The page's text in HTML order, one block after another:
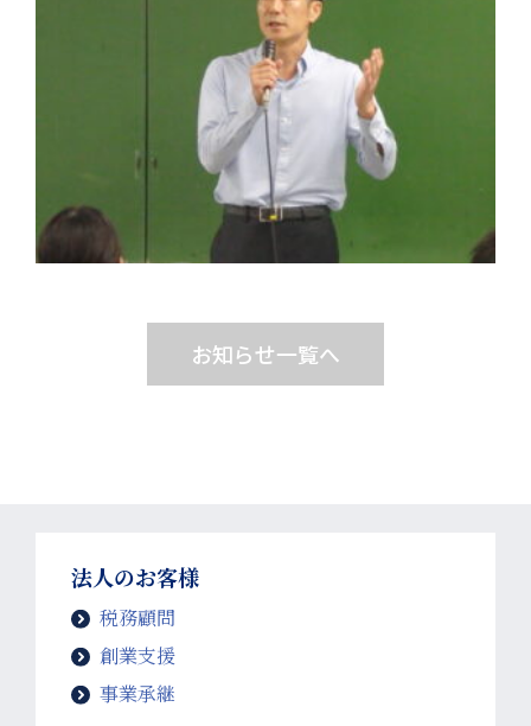
お知らせ一覧へ
法人のお客様
税務顧問
創業支援
事業承継